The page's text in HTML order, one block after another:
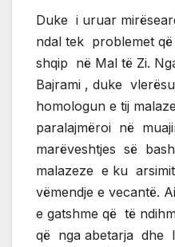
Duke i uruar
ndal tek problemet
shqip në Mal të Zi.
Bajrami , duke
homologun e tij
paralajmëroi në
marëveshtjes së
malazeze e ku
vëmendje e vecantë.
e gatshme që të
që nga abetarja dhe